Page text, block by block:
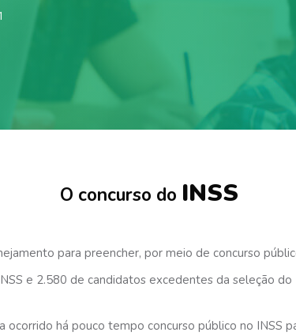
O concurso do INSS
para preencher, por meio de concurso
e 2.580 de candidatos excedentes da seleção
há pouco tempo concurso público no INSS